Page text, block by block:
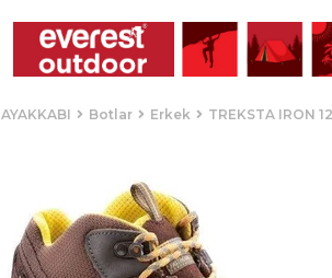
AYAKKABI Botlar Erkek TREKSTA IRON